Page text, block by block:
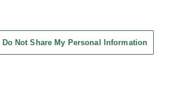
Do Not Share My Personal Information